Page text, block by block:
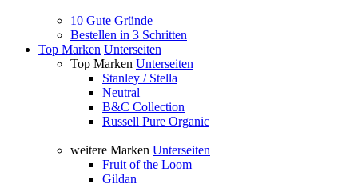
10 Gute Gründe
Bestellen in 3 Schritten
Top Marken Unterseiten
Top Marken Unterseiten
Stanley / Stella
Neutral
B&C Collection
Russell Pure Organic
weitere Marken Unterseiten
Fruit of the Loom
Gildan